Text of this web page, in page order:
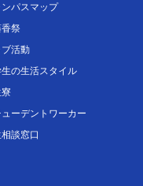
ンパスマップ
香祭
ブ活動
の生活スタイル
ューデントワーカー
談窓口